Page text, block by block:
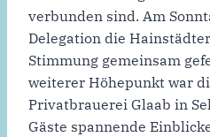
verbunden sind. Am
Delegation die
Stimmung gemeinsam
weiterer Höhepunkt war
Privatbrauerei Glaab in
Gäste spannende